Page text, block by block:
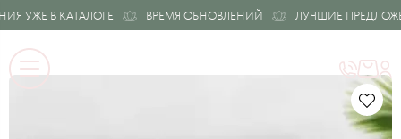
УЖЕ В КАТАЛОГЕ ВРЕМЯ ОБНОВЛЕНИЙ ЛУЧШИЕ